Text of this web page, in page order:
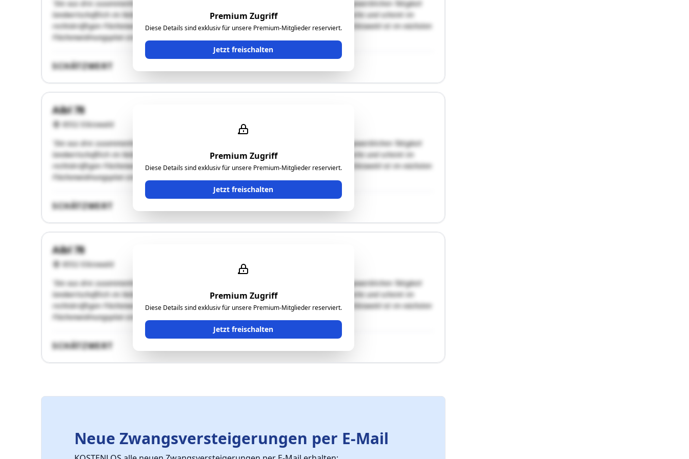
Premium Zugriff
Diese Details sind exklusiv für unsere Premium-Mitglieder reserviert.
Jetzt freischalten
"Die aus drei zusammenhängenden Grundstücken bestehende Grundfläche wurde neben der gewerblichen Tätigkeit
landwirtschaftlich im Nebenerwerb bewirtschaftet. Die Grundfläche besitzt eine ebene Oberfläche und scheint im
rechtskräftigen Flächenwidmungsplan als Freiland auf. Nach Mitteilung der Marktgemeinde Eibiswald ist im nächsten
Flächenwidmungsplan eine …"
SCHÄTZWERT
Premium Zugriff
Diese Details sind exklusiv für unsere Premium-Mitglieder reserviert.
Jetzt freischalten
Aibl 78
8552 Eibiswald
"Die aus drei zusammenhängenden Grundstücken bestehende Grundfläche wurde neben der gewerblichen Tätigkeit
landwirtschaftlich im Nebenerwerb bewirtschaftet. Die Grundfläche besitzt eine ebene Oberfläche und scheint im
rechtskräftigen Flächenwidmungsplan als Freiland auf. Nach Mitteilung der Marktgemeinde Eibiswald ist im nächsten
Flächenwidmungsplan eine …"
SCHÄTZWERT
Premium Zugriff
Diese Details sind exklusiv für unsere Premium-Mitglieder reserviert.
Jetzt freischalten
Aibl 78
8552 Eibiswald
"Die aus drei zusammenhängenden Grundstücken bestehende Grundfläche wurde neben der gewerblichen Tätigkeit
landwirtschaftlich im Nebenerwerb bewirtschaftet. Die Grundfläche besitzt eine ebene Oberfläche und scheint im
rechtskräftigen Flächenwidmungsplan als Freiland auf. Nach Mitteilung der Marktgemeinde Eibiswald ist im nächsten
Flächenwidmungsplan eine …"
SCHÄTZWERT
Neue Zwangsversteigerungen per E-Mail